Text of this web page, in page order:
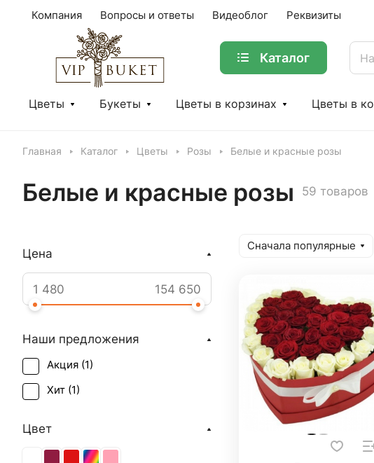
Компания Вопросы и ответы Видеоблог Реквизиты
Каталог
Цветы Букеты Цветы в корзинах Цветы в
Главная Каталог Цветы Розы Белые и красные розы
Белые и красные розы 59 товаров
Сначала популярные
Цена
Наши предложения
Акция (1)
Хит (1)
Цвет